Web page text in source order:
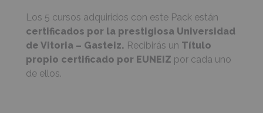
Los 5 cursos adquiridos con este Pack están
certificados por la prestigiosa Universidad
de Vitoria – Gasteiz. Recibirás un Título
propio certificado por EUNEIZ por cada uno
de ellos.